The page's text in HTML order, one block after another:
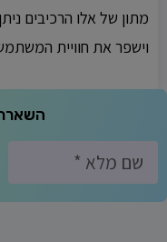
מתון של אלו הרכיבים
וישפר את חוויית